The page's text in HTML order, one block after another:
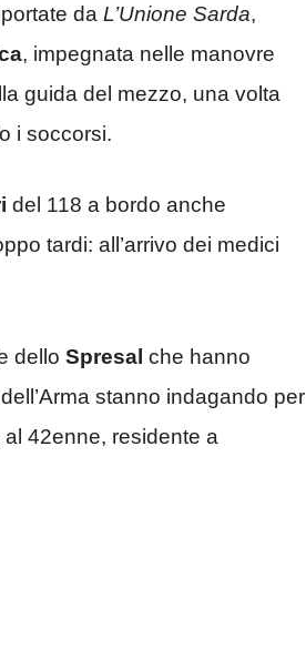
da L’Unione Sarda,
, impegnata nelle manovre
guida del mezzo, una volta
i soccorsi.
del 118 a bordo anche
tardi: all’arrivo dei medici
dello Spresal che hanno
stanno indagando per
42enne, residente a